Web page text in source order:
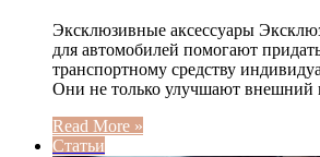
Эксклюзивные аксессуары
для автомобилей помогают
транспортному средству
Они не только улучшают
Read More »
Статьи